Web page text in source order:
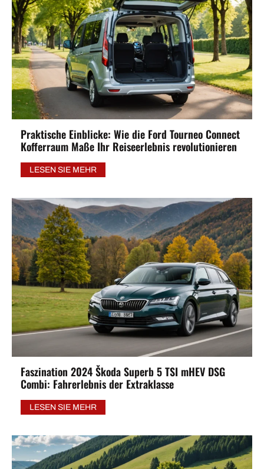
Praktische Einblicke: Wie die Ford Tourneo Connect
Kofferraum Maße Ihr Reiseerlebnis revolutionieren
LESEN SIE MEHR
Faszination 2024 Škoda Superb 5 TSI mHEV DSG
Combi: Fahrerlebnis der Extraklasse
LESEN SIE MEHR